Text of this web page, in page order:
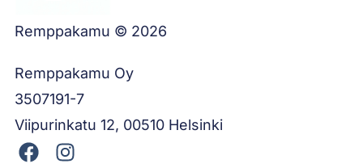
Remppakamu © 2026
Remppakamu Oy
3507191-7
Viipurinkatu 12, 00510 Helsinki